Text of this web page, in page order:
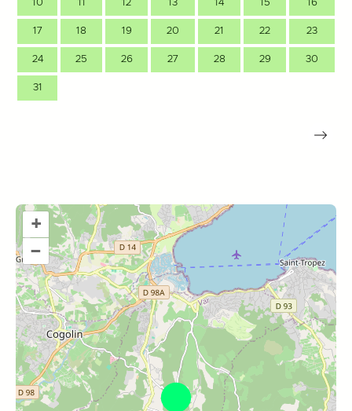
10 11 12 13 14 15 16
17 18 19 20 21 22 23
24 25 26 27 28 29 30
31
+
–